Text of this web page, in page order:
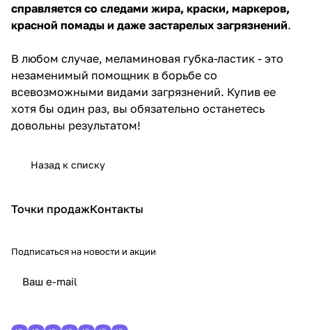
справляется со следами жира, краски, маркеров,
красной помады и даже застарелых загрязнений.
В любом случае, меламиновая губка-ластик - это
незаменимый помощник в борьбе со
всевозможными видами загрязнений. Купив ее
хотя бы один раз, вы обязательно останетесь
довольны результатом!
Назад к списку
Точки продажКонтакты
Подписаться на новости и акции